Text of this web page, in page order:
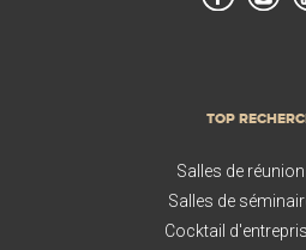
TOP
Salles de
Salles de
Cocktail